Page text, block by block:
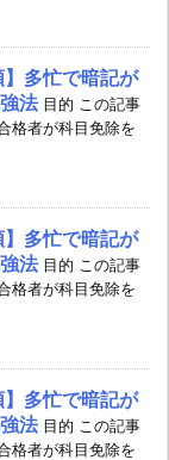
】多忙で暗記が
法 目的 この記事
格者が科目免除を
】多忙で暗記が
法 目的 この記事
格者が科目免除を
】多忙で暗記が
法 目的 この記事
格者が科目免除を